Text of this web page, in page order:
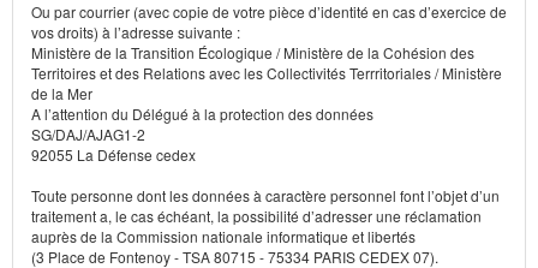
Ou par courrier (avec copie de votre pièce d’identité en cas d’exercice de
vos droits) à l’adresse suivante :
Ministère de la Transition Écologique / Ministère de la Cohésion des
Territoires et des Relations avec les Collectivités Terrritoriales / Ministère
de la Mer
A l’attention du Délégué à la protection des données
SG/DAJ/AJAG1-2
92055 La Défense cedex
Toute personne dont les données à caractère personnel font l’objet d’un
traitement a, le cas échéant, la possibilité d’adresser une réclamation
auprès de la Commission nationale informatique et libertés
(3 Place de Fontenoy - TSA 80715 - 75334 PARIS CEDEX 07).